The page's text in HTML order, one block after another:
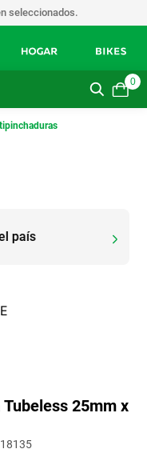
seleccionados.
0
país
25mm x